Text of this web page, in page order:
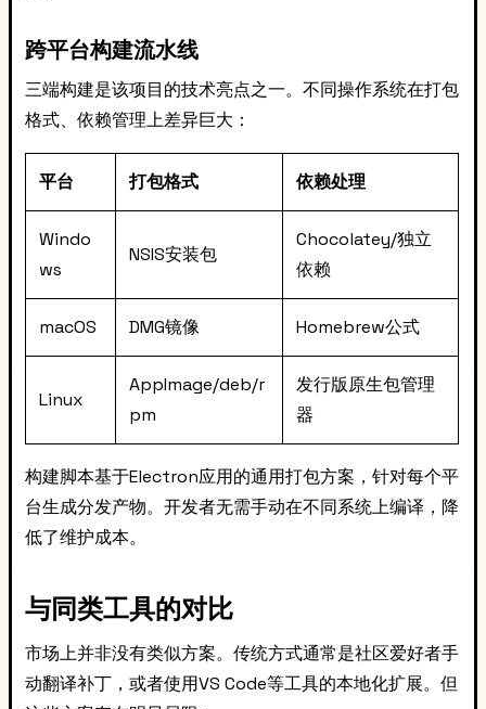
跨平台构建流水线
三端构建是该项目的技术亮点之一。不同操作系统在打包
格式、依赖管理上差异巨大：
平台 打包格式 依赖处理
Windo
ws
NSIS安装包
Chocolatey/独立
依赖
macOS DMG镜像 Homebrew公式
Linux
AppImage/deb/r
pm
发行版原生包管理
器
构建脚本基于Electron应用的通用打包方案，针对每个平
台生成分发产物。开发者无需手动在不同系统上编译，降
低了维护成本。
与同类工具的对比
市场上并非没有类似方案。传统方式通常是社区爱好者手
动翻译补丁，或者使用VS Code等工具的本地化扩展。但